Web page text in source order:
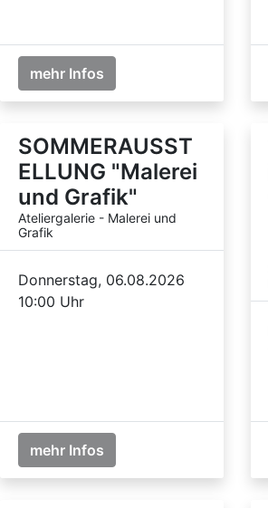
mehr Infos
SOMMERAUSST
ELLUNG "Malerei
und Grafik"
Ateliergalerie - Malerei und
Grafik
Donnerstag, 06.08.2026
10:00 Uhr
mehr Infos